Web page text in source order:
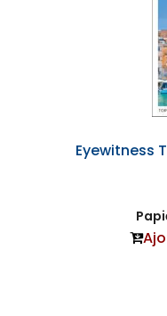
Eyewitness